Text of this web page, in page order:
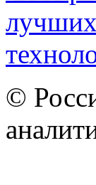
©